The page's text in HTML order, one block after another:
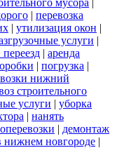
| перевозка
| утилизация окон |
услуги |
| аренда
| погрузка |
нижний
строительного
услуги | уборка
| нанять
| демонтаж
нижнем новгороде |